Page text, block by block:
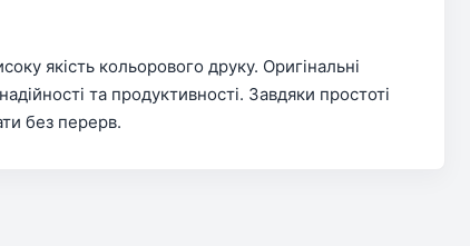
якість кольорового друку. Оригінальні
та продуктивності. Завдяки простоті
без перерв.